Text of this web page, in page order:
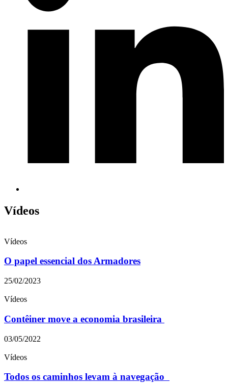
Vídeos
Vídeos
O papel essencial dos Armadores
25/02/2023
Vídeos
Contêiner move a economia brasileira
03/05/2022
Vídeos
Todos os caminhos levam à navegação